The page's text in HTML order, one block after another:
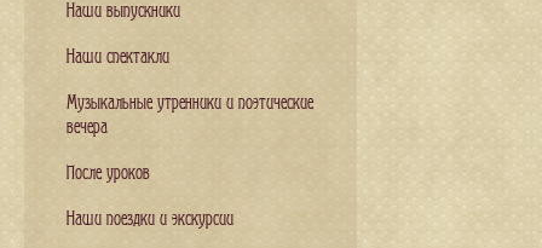
Наши выпускники
Наши спектакли
Музыкальные утренники и поэтические
вечера
После уроков
Наши поездки и экскурсии